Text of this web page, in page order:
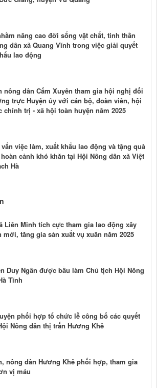
nâng cao đời sống vật chất, tinh thần
dân xã Quang Vĩnh trong việc giải quyết
lao động
nông dân Cẩm Xuyên tham gia hội nghị đối
trực Huyện ủy với cán bộ, đoàn viên, hội
chính trị - xã hội toàn huyện năm 2025
việc làm, xuất khẩu lao động và tặng quà
cảnh khó khăn tại Hội Nông dân xã Việt
Hà
Liên Minh tích cực tham gia lao động xây
tăng gia sản xuất vụ xuân năm 2025
Duy Ngân được bầu làm Chủ tịch Hội Nông
Tĩnh
phối hợp tổ chức lễ công bố các quyết
Nông dân thị trấn Hương Khê
nông dân Hương Khê phối hợp, tham gia
vị máu